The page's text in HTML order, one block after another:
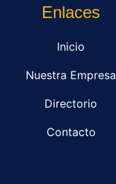
Enlaces
Inicio
Nuestra Empresa
Directorio
Contacto